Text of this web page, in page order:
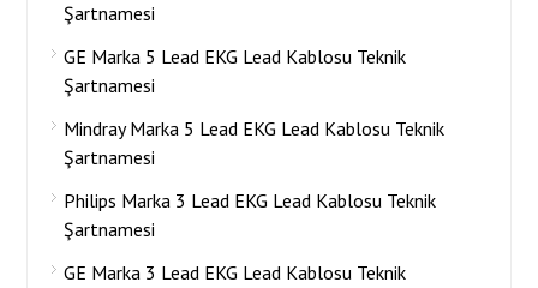
Şartnamesi
GE Marka 5 Lead EKG Lead Kablosu Teknik
Şartnamesi
Mindray Marka 5 Lead EKG Lead Kablosu Teknik
Şartnamesi
Philips Marka 3 Lead EKG Lead Kablosu Teknik
Şartnamesi
GE Marka 3 Lead EKG Lead Kablosu Teknik